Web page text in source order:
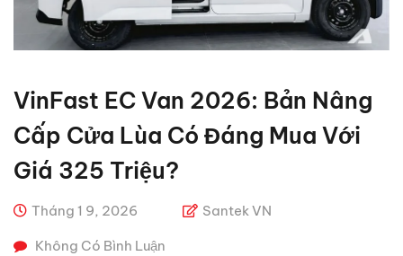
VinFast EC Van 2026: Bản Nâng
Cấp Cửa Lùa Có Đáng Mua Với
Giá 325 Triệu?
Tháng 1 9, 2026 Santek VN
Không Có Bình Luận